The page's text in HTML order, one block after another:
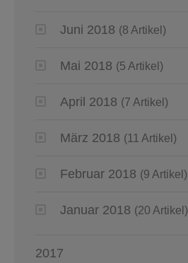
Juni 2018 (8 Artikel)
Mai 2018 (5 Artikel)
April 2018 (7 Artikel)
März 2018 (11 Artikel)
Februar 2018 (9 Artikel)
Januar 2018 (20 Artikel)
2017